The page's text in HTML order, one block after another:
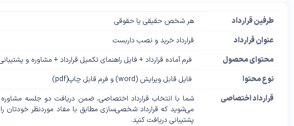
طرفین قرارداد
هر شخص حقیقی یا حقوقی
عنوان قرارداد
قرارداد خرید و نصب داربست
محتوای محصول
فرم آماده قرارداد + فایل راهنمای تکمیل قرارداد + مشاوره و
نوع محتوا
فایل قابل ویرایش (word) و فرم قابل چاپ(pdf)
قرارداد اختصاصی
شما با انتخاب قرارداد اختصاصی، ضمن دریافت دو جلسه مشاوره
پشتیبانی دریافت کنید.